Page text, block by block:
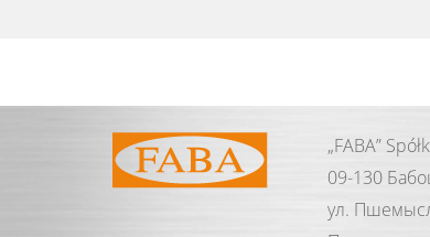
„FABA”
09-130
ул.